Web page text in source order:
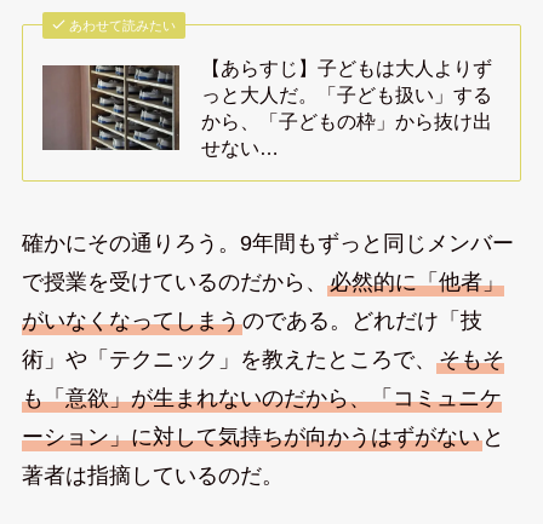
あわせて読みたい
【あらすじ】子どもは大人よりず
っと大人だ。「子ども扱い」する
から、「子どもの枠」から抜け出
せない…
確かにその通りろう。9年間もずっと同じメンバー
で授業を受けているのだから、 必然的に「他者」
がいなくなってしまうのである。どれだけ「技
術」や「テクニック」を教えたところで、 そもそ
も「意欲」が生まれないのだから、「コミュニケ
ーション」に対して気持ちが向かうはずがないと
著者は指摘しているのだ。